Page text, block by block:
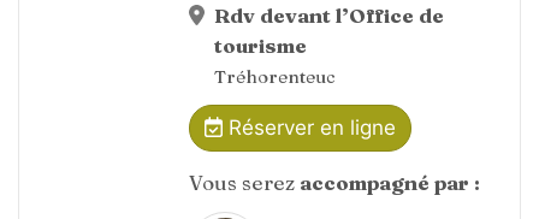
Rdv devant l’Office de
tourisme
Tréhorenteuc
Réserver en ligne
Vous serez accompagné par :